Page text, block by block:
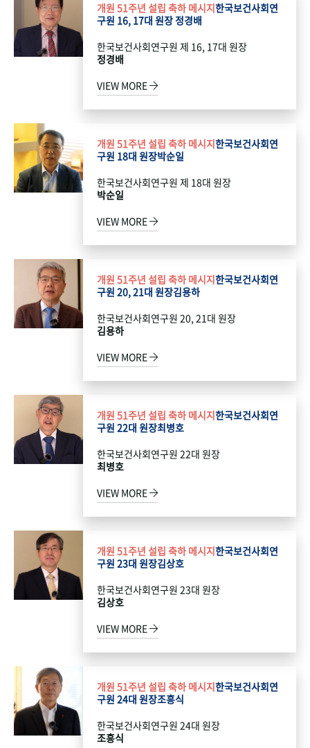
개원 51주년 설립 축하 메시지한국보건사회연
구원 16, 17대 원장 정경배
한국보건사회연구원 제 16, 17대 원장
정경배
VIEW MORE
개원 51주년 설립 축하 메시지한국보건사회연
구원 18대 원장박순일
한국보건사회연구원 제 18대 원장
박순일
VIEW MORE
개원 51주년 설립 축하 메시지한국보건사회연
구원 20, 21대 원장김용하
한국보건사회연구원 20, 21대 원장
김용하
VIEW MORE
개원 51주년 설립 축하 메시지한국보건사회연
구원 22대 원장최병호
한국보건사회연구원 22대 원장
최병호
VIEW MORE
개원 51주년 설립 축하 메시지한국보건사회연
구원 23대 원장김상호
한국보건사회연구원 23대 원장
김상호
VIEW MORE
개원 51주년 설립 축하 메시지한국보건사회연
구원 24대 원장조흥식
한국보건사회연구원 24대 원장
조흥식